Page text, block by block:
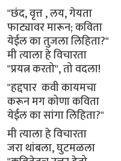
"छंद, वृत्त , लय, गेयता
फाट्यावर मारून; कविता
येईल का तुजला लिहिता?"
मी त्याला हे विचारता
"प्रयत्न करतो", तो वदला!
"हद्दपार कवी कायमचा
करून मग कोणा कविता
येईल का सांगा लिहिता?"
मी त्याला हे विचारता
जरा थांबला, घुटमळला